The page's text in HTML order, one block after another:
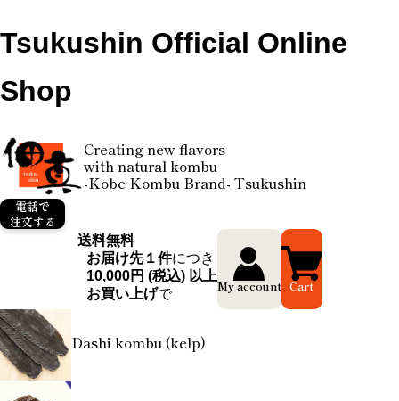
Tsukushin Official Online
Shop
Creating new flavors
with natural kombu
-Kobe Kombu Brand- Tsukushin
電話で
注文する
送料無料
お届け先１件につき
10,000円 (税込) 以上
お買い上げで
My account Cart
Dashi kombu (kelp)